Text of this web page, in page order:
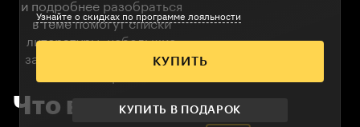
и подробнее разобраться
в теме помогут списки
литературы, небольшие
задания и рекомендации
Что входит в курс
Узнайте о скидках по программе лояльности
КУПИТЬ
КУПИТЬ В ПОДАРОК